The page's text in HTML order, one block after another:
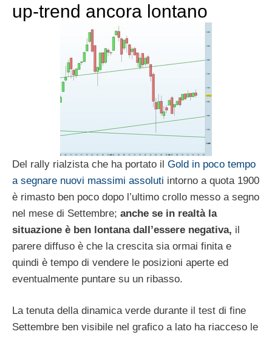
up-trend ancora lontano
Del rally rialzista che ha portato il Gold in poco tempo
a segnare nuovi massimi assoluti intorno a quota 1900
è rimasto ben poco dopo l’ultimo crollo messo a segno
nel mese di Settembre; anche se in realtà la
situazione è ben lontana dall’essere negativa, il
parere diffuso è che la crescita sia ormai finita e
quindi è tempo di vendere le posizioni aperte ed
eventualmente puntare su un ribasso.
La tenuta della dinamica verde durante il test di fine
Settembre ben visibile nel grafico a lato ha riacceso le